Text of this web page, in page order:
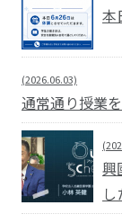
本
(2026.06.03)
通常通り授業を
興
し